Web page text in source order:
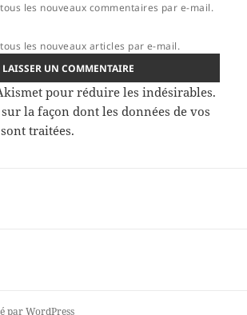
les nouveaux commentaires par e-mail.
les nouveaux articles par e-mail.
pour réduire les indésirables.
la façon dont les données de vos
traitées.
par WordPress